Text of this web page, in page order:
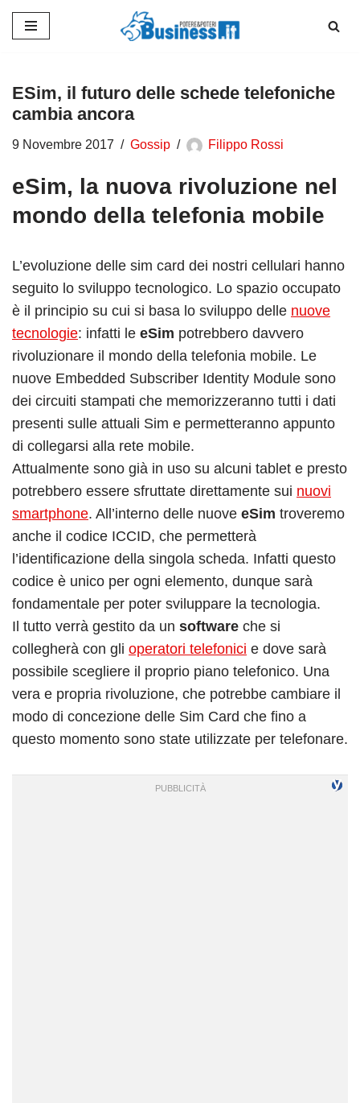
contenuto
ESim, il futuro delle schede telefoniche
cambia ancora
9 Novembre 2017 Gossip Filippo Rossi
eSim, la nuova rivoluzione nel
mondo della telefonia mobile
L’evoluzione delle sim card dei nostri cellulari hanno
seguito lo sviluppo tecnologico. Lo spazio occupato
è il principio su cui si basa lo sviluppo delle nuove
tecnologie: infatti le eSim potrebbero davvero
rivoluzionare il mondo della telefonia mobile. Le
nuove Embedded Subscriber Identity Module sono
dei circuiti stampati che memorizzeranno tutti i dati
presenti sulle attuali Sim e permetteranno appunto
di collegarsi alla rete mobile.
Attualmente sono già in uso su alcuni tablet e presto
potrebbero essere sfruttate direttamente sui nuovi
smartphone. All’interno delle nuove eSim troveremo
anche il codice ICCID, che permetterà
l’identificazione della singola scheda. Infatti questo
codice è unico per ogni elemento, dunque sarà
fondamentale per poter sviluppare la tecnologia.
Il tutto verrà gestito da un software che si
collegherà con gli operatori telefonici e dove sarà
possibile scegliere il proprio piano telefonico. Una
vera e propria rivoluzione, che potrebbe cambiare il
modo di concezione delle Sim Card che fino a
questo momento sono state utilizzate per telefonare.